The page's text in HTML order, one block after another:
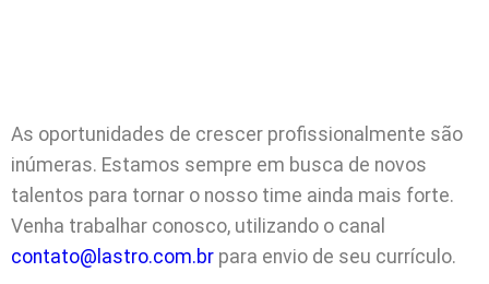
As oportunidades de crescer profissionalmente são
inúmeras. Estamos sempre em busca de novos
talentos para tornar o nosso time ainda mais forte.
Venha trabalhar conosco, utilizando o canal
contato@lastro.com.br para envio de seu currículo.